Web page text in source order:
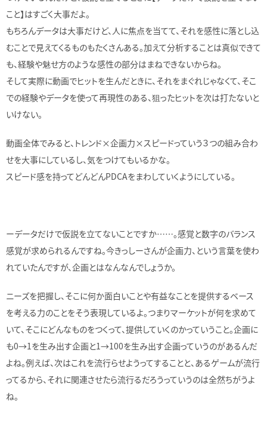
こと】はすごく大事だよ。
もちろんデータは大事だけど、人に焦点を当てて、それを感性に落とし込
むことで見えてくるものもたくさんある。加えて分析することは真似できて
も、経験や魅せ方のような感性の部分はまねできないからね。
そして実際に動画でヒットを生んだときに、それをまぐれじゃなくて、そこ
での経験やデータを使って再現性のある、狙ったヒットを次は打たないと
いけない。
動画全体でみると、トレンド×企画力×スピードっていう３つの組み合わ
せを大事にしているし、気をつけてもいるかな。
スピード感を持ってどんどんPDCAをまわしていくようにしている。
ーデータだけで仮説を立てないことですか……。感覚と数字のバランス
感覚が求められるんですね。今きっしーさんが企画力、という言葉を使わ
れていたんですが、企画とはなんなんでしょうか。
ニーズを把握し、そこに何か面白いことや有益なことを提供するベース
を考える力のことをそう表現しているよ。つまりマーケットが何を求めて
いて、そこにどんなものをつくって、提供していくのかっていうこと。企画に
も0→1を生み出す企画と1→100を生み出す企画っていうのがあるんだ
よね。例えば、次はこれを流行らせようってすることと、あるゲームが流行
ってるから、それに関連させたら流行るだろうっていうのは全然ちがうよ
ね。